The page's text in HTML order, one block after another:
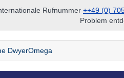
Rufnummer ++49 (0)
Problem